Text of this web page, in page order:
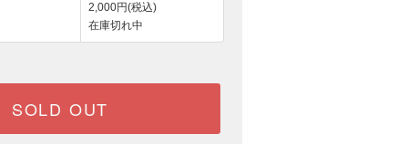
2,000円(税込)
在庫切れ中
SOLD OUT